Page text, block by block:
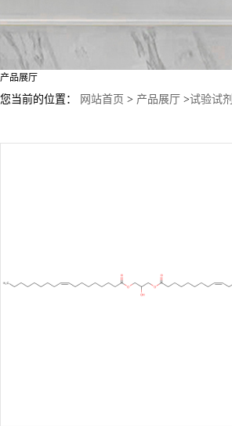
产品展厅
您当前的位置： 网站首页 > 产品展厅 >试验试剂